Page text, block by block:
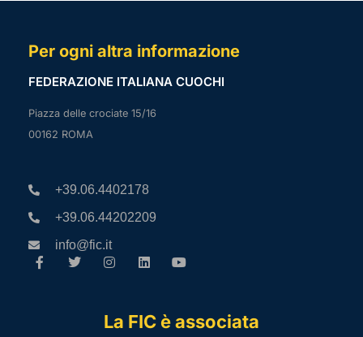
Per ogni altra informazione
FEDERAZIONE ITALIANA CUOCHI
Piazza delle crociate 15/16
00162 ROMA
+39.06.4402178
+39.06.44202209
info@fic.it
La FIC è associata